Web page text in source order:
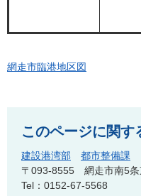
網走市臨港地区図
このページに関す
建設港湾部 都市整備課
〒093-8555
網走市南5
Tel：0152-67-5568